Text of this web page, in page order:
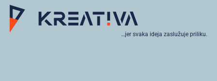
…jer svaka ideja zaslužuje priliku.